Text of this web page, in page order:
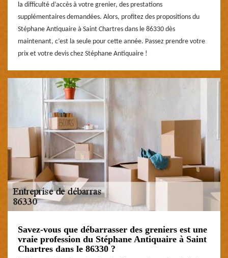
la difficulté d’accès à votre grenier, des prestations
supplémentaires demandées. Alors, profitez des propositions du
Stéphane Antiquaire à Saint Chartres dans le 86330 dès
maintenant, c’est la seule pour cette année. Passez prendre votre
prix et votre devis chez Stéphane Antiquaire !
Savez-vous que débarrasser des greniers est une
vraie profession du Stéphane Antiquaire à Saint
Chartres dans le 86330 ?